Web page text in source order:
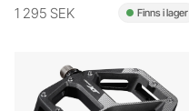
1 295 SEK Finns i lager